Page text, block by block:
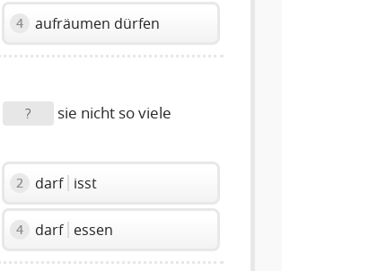
4 aufräumen dürfen
?
sie nicht so viele
2 darf isst
4 darf essen